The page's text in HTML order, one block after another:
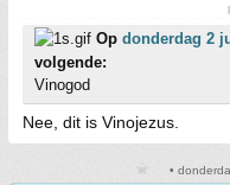
Op donderdag 2
volgende:
Vinogod
Nee, dit is Vinojezus.
•